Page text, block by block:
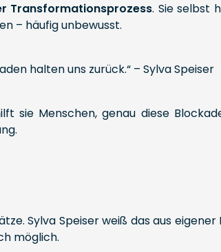
Transformationsprozess. Sie selbst
– häufig unbewusst.
halten uns zurück.“ – Sylva Speiser
sie Menschen, genau diese
Sylva Speiser weiß das aus eigener
möglich.